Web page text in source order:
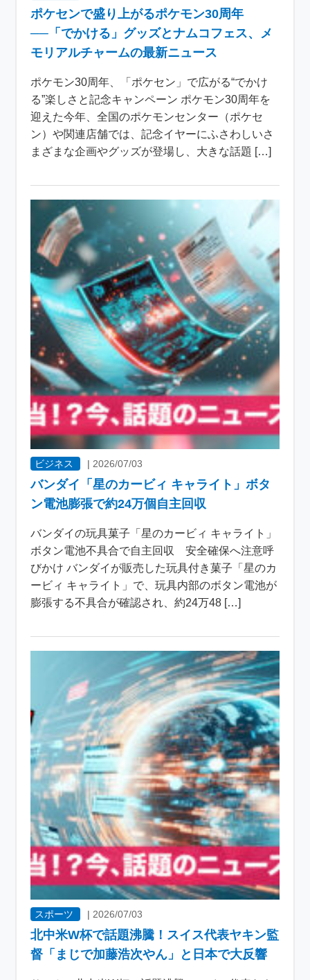
ポケセンで盛り上がるポケモン30周年
──「でかける」グッズとナムコフェス、メ
モリアルチャームの最新ニュース
ポケモン30周年、「ポケセン」で広がる“でかけ
る”楽しさと記念キャンペーン ポケモン30周年を
迎えた今年、全国のポケモンセンター（ポケセ
ン）や関連店舗では、記念イヤーにふさわしいさ
まざまな企画やグッズが登場し、大きな話題 […]
ビジネス | 2026/07/03
バンダイ「星のカービィ キャライト」ボタ
ン電池膨張で約24万個自主回収
バンダイの玩具菓子「星のカービィ キャライト」
ボタン電池不具合で自主回収 安全確保へ注意呼
びかけ バンダイが販売した玩具付き菓子「星のカ
ービィ キャライト」で、玩具内部のボタン電池が
膨張する不具合が確認され、約24万48 […]
スポーツ | 2026/07/03
北中米W杯で話題沸騰！スイス代表ヤキン監
督「まじで加藤浩次やん」と日本で大反響